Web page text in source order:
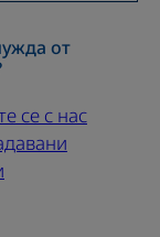
от
се с нас